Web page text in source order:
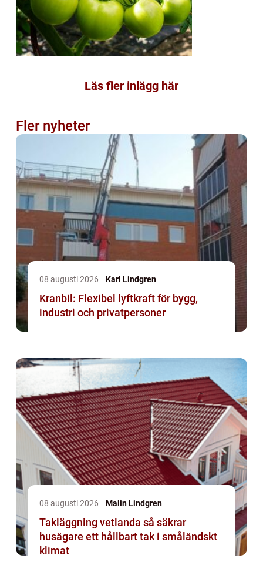
Läs fler inlägg här
Fler nyheter
08 augusti 2026 Karl Lindgren
Kranbil: Flexibel lyftkraft för bygg,
industri och privatpersoner
08 augusti 2026 Malin Lindgren
Takläggning vetlanda så säkrar
husägare ett hållbart tak i småländskt
klimat